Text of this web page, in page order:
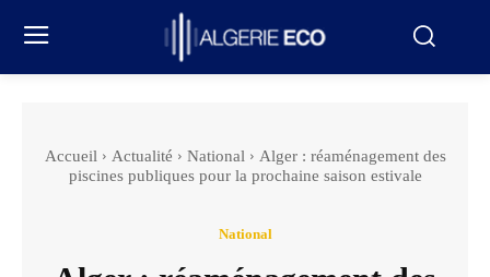
Accueil Actualité National
Alger : réaménagement des
piscines publiques pour la prochaine saison estivale
National